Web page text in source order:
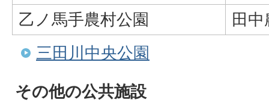
乙ノ馬手農村公園
田
三田川中央公園
その他の公共施設